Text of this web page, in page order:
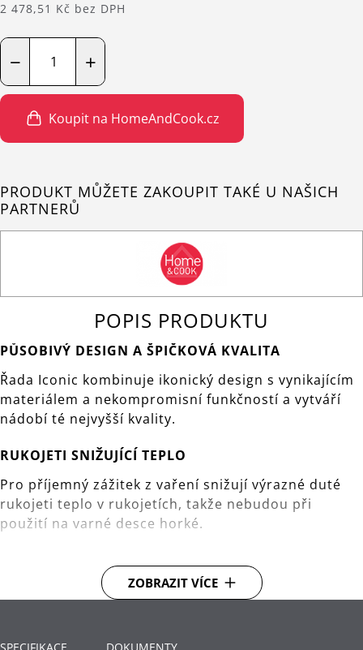
2 478,51 Kč bez DPH
+
−
Koupit na HomeAndCook.cz
PRODUKT MŮŽETE ZAKOUPIT TAKÉ U NAŠICH
PARTNERŮ
POPIS PRODUKTU
PŮSOBIVÝ DESIGN A ŠPIČKOVÁ KVALITA
Řada Iconic kombinuje ikonický design s vynikajícím
materiálem a nekompromisní funkčností a vytváří
nádobí té nejvyšší kvality.
RUKOJETI SNIŽUJÍCÍ TEPLO
Pro příjemný zážitek z vaření snižují výrazné duté
rukojeti teplo v rukojetích, takže nebudou při
použití na varné desce horké.
Hrnce řady Iconic udělají nejen skvělý první dojem,
ZOBRAZIT VÍCE